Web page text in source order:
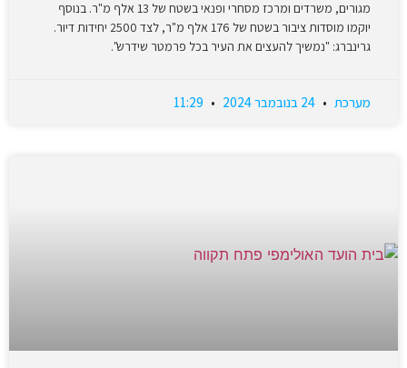
מגורים, משרדים ומרכז מסחרי ופנאי בשטח של 13 אלף מ"ר. בנוסף
יוקמו מוסדות ציבור בשטח של 176 אלף מ"ר, לצד 2500 יחידות דיור.
גרינברג: "נמשיך להעצים את העיר בכל פרמטר שידרש".
מערכת